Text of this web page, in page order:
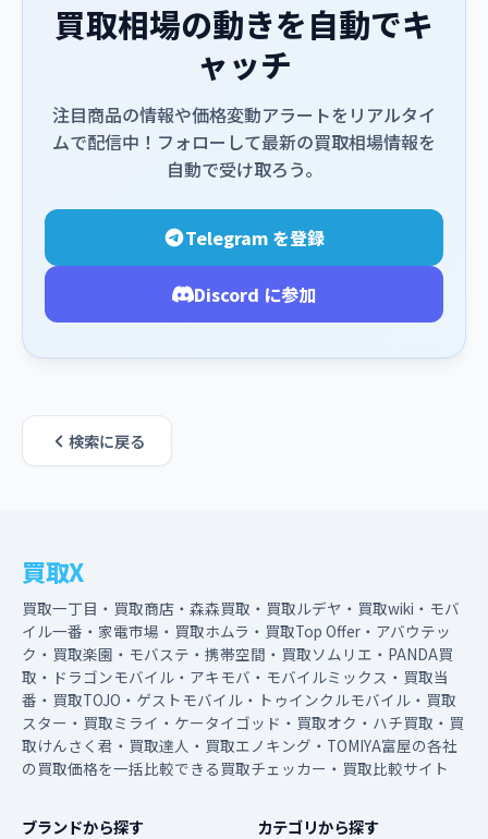
買取相場の動きを自動でキ
ャッチ
注目商品の情報や価格変動アラートをリアルタイ
ムで配信中！フォローして最新の買取相場情報を
自動で受け取ろう。
Telegram を登録
Discord に参加
検索に戻る
買取X
買取一丁目・買取商店・森森買取・買取ルデヤ・買取wiki・モバ
イル一番・家電市場・買取ホムラ・買取Top Offer・アバウテッ
ク・買取楽園・モバステ・携帯空間・買取ソムリエ・PANDA買
取・ドラゴンモバイル・アキモバ・モバイルミックス・買取当
番・買取TOJO・ゲストモバイル・トゥインクルモバイル・買取
スター・買取ミライ・ケータイゴッド・買取オク・ハチ買取・買
取けんさく君・買取達人・買取エノキング・TOMIYA富屋の各社
の買取価格を一括比較できる買取チェッカー・買取比較サイト
ブランドから探す カテゴリから探す